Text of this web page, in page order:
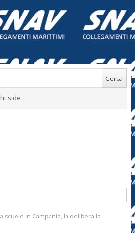
side.
scuole in Campania, la delibera la